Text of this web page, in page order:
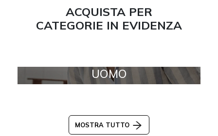
ACQUISTA PER
CATEGORIE IN EVIDENZA
UOMO
MOSTRA TUTTO